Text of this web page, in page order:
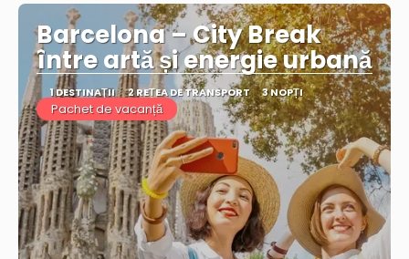
Barcelona – City Break
între artă și energie urbană
1 DESTINAŢII 2 REȚEA DE TRANSPORT 3 NOPȚI
Pachet de vacanță